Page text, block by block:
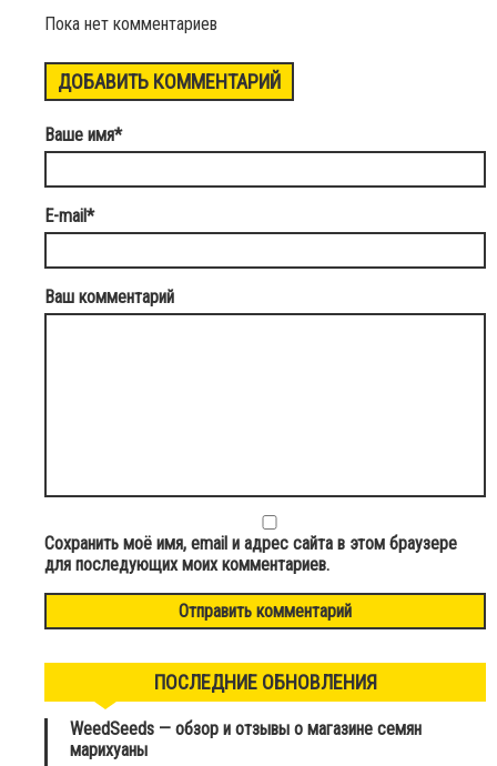
Пока нет комментариев
ДОБАВИТЬ КОММЕНТАРИЙ
Ваше имя*
E-mail*
Ваш комментарий
Сохранить моё имя, email и адрес сайта в этом браузере
для последующих моих комментариев.
ПОСЛЕДНИЕ ОБНОВЛЕНИЯ
WeedSeeds — обзор и отзывы о магазине семян
марихуаны